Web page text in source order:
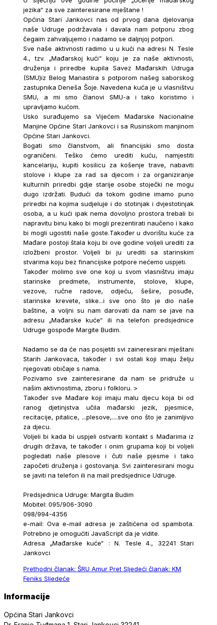
jezika“ za sve zainteresirane mještane !
Općina Stari Jankovci nas od prvog dana djelovanja
naše Udruge podržavala i davala nam potporu zbog
čegaim zahvaljujemo i nadamo se daljnjoj potpori.
Sve naše aktivnosti radimo u u kući na adresi N. Tesle
4., tzv. „Mađarskoj kući“ koju je za naše aktivnosti,
druženja i priredbe kupila Savez Mađarskih Udruga
(SMU)iz Belog Manastira s potporom našeg saborskog
zastupnika Deneša Šoje. Navedena kuća je u vlasništvu
SMU, a mi smo članovi SMU-a i tako koristimo i
upravljamo kućom.
Usko surađujemo sa Vijećem Mađarske Nacionalne
Manjine Općine Stari Jankovci i sa Rusinskom manjinom
Općine Stari Jankovci.
Bogati smo članstvom, ali financijski smo dosta
ograničeni. Teško ćemo urediti kuću, namjestiti
kancelariju, kupiti kosilicu za košenje trave, nabaviti
stolove i klupe za rad sa djecom i za organiziranje
kulturnih priredbi gdje starije osobe stoječki ne mogu
dugo izdržati. Budući da tokom godine imamo puno
priredbi na kojima sudjeluje i do stotinjak i dvjestotinjak
osoba, a u kući ipak nema dovoljno prostora trebali bi
napravitu binu kako bi mogli prezentirati naučeno i kako
bi mogli ugostiti naše goste.Također u dvorištu kuće za
Mađare postoji štala koju bi ove godine voljeli urediti za
izložbeni prostor. Voljeli bi ju urediti sa starinskim
stvarima koju bez financijske potpore nećemo uspjeti.
Također molimo sve one koji u svom vlasništvu imaju
starinske predmete, instrumente, stolove, klupe,
vezove, ručne radove, odjeću, šešire, posuđe,
starinske krevete, slike...i sve ono što je dio naše
baštine, a voljni su nam darovati da nam se jave na
adresu „Mađarske kuće“ ili na telefon predsjednice
Udruge gospođe Margite Budim.
Nadamo se da će nas posjetiti svi zaineresirani mještani
Starih Jankovaca, također i svi ostali koji imaju želju
njegovati običaje s nama.
Pozivamo sve zainteresirane da nam se pridruže u
našim aktivnostima, zboru i folkloru. >
Također sve Mađare koji imaju malu djecu koja bi od
ranog djetinjstva učila mađarski jezik, pjesmice,
recitacije, pitalice, ...plesove,....sve ono što je zanimljivo
za djecu.
Voljeli bi kada bi uspjeli ostvariti kontakt s Mađarima iz
drugih država, te također i onim grupama koji bi voljeli
pogledati naše plesove i čuti naše pjesme i tako
započeti druženja i gostovanja. Svi zainteresirani mogu
se javiti na telefon ili na mail predsjednice Udruge.
Predsjednica Udruge: Margita Budim
Mobitel: 095/906-3090
098/994-4356
e-mail:Ova e-mail adresa je zaštićena od spambota.
Potrebno je omogućiti JavaScript da je vidite.
Adresa „Mađarske kuće“ : N. Tesle 4., 32241 Stari
Jankovci
Prethodni članak: ŠRU Amur Pret Sljedeći članak: KM
Feniks Sljedeće
Informacije
Općina Stari Jankovci